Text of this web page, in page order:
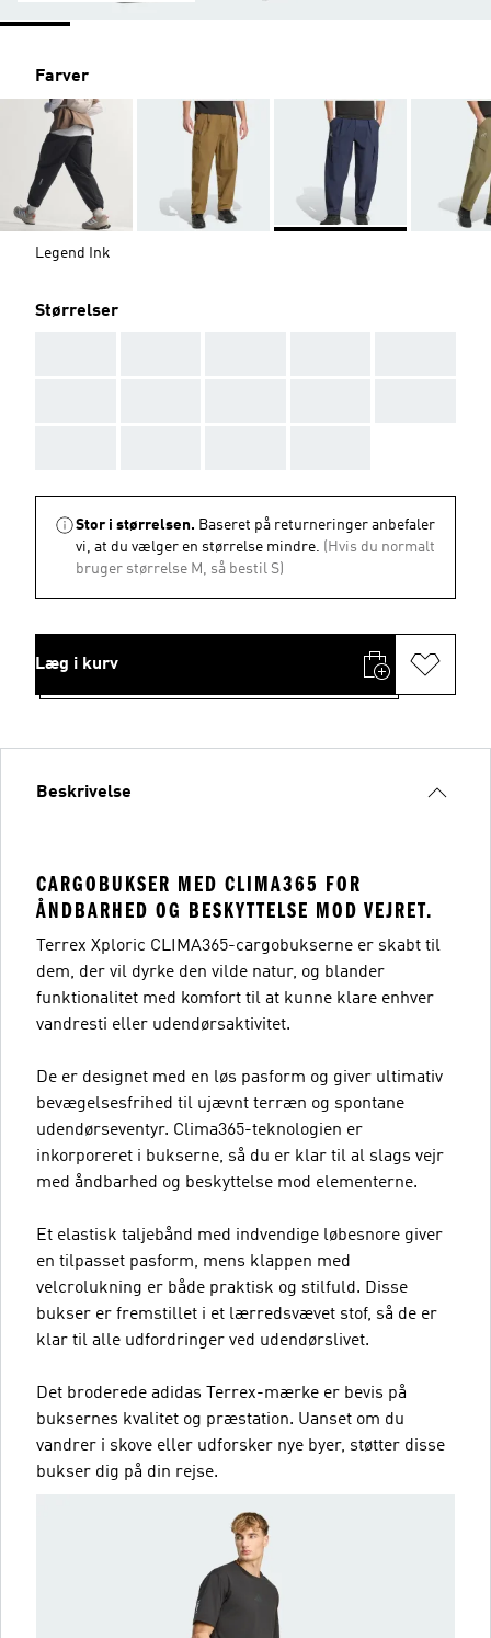
Farver
Legend Ink
Størrelser
Stor i størrelsen. Baseret på returneringer anbefaler
vi, at du vælger en størrelse mindre. (Hvis du normalt
bruger størrelse M, så bestil S)
Læg i kurv
Beskrivelse
CARGOBUKSER MED CLIMA365 FOR
ÅNDBARHED OG BESKYTTELSE MOD VEJRET.
Terrex Xploric CLIMA365-cargobukserne er skabt til
dem, der vil dyrke den vilde natur, og blander
funktionalitet med komfort til at kunne klare enhver
vandresti eller udendørsaktivitet.
De er designet med en løs pasform og giver ultimativ
bevægelsesfrihed til ujævnt terræn og spontane
udendørseventyr. Clima365-teknologien er
inkorporeret i bukserne, så du er klar til al slags vejr
med åndbarhed og beskyttelse mod elementerne.
Et elastisk taljebånd med indvendige løbesnore giver
en tilpasset pasform, mens klappen med
velcrolukning er både praktisk og stilfuld. Disse
bukser er fremstillet i et lærredsvævet stof, så de er
klar til alle udfordringer ved udendørslivet.
Det broderede adidas Terrex-mærke er bevis på
buksernes kvalitet og præstation. Uanset om du
vandrer i skove eller udforsker nye byer, støtter disse
bukser dig på din rejse.